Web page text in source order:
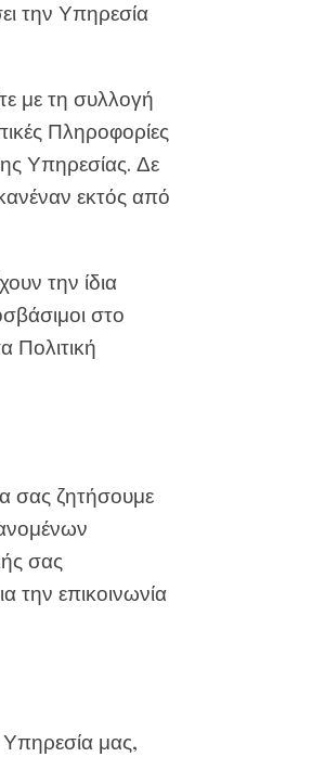
την Υπηρεσία
με τη συλλογή
Πληροφορίες
Υπηρεσίας. Δε
εκτός από
την ίδια
στο
Πολιτική
σας ζητήσουμε
σας
την επικοινωνία
μας,